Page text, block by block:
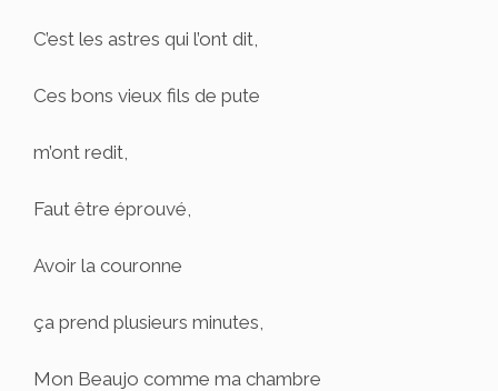
C’est les astres qui l’ont dit,
Ces bons vieux fils de pute
m’ont redit,
Faut être éprouvé,
Avoir la couronne
ça prend plusieurs minutes,
Mon Beaujo comme ma chambre